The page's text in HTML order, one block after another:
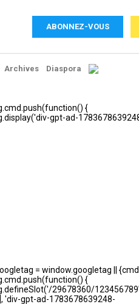
ABONNEZ-VOUS
Archives Diaspora